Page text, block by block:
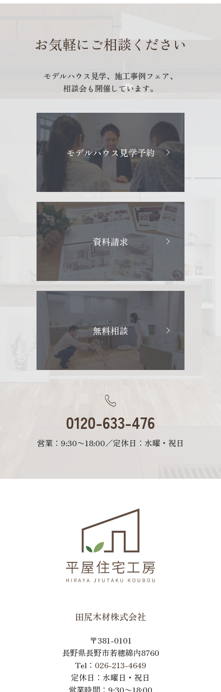
お気軽にご相談ください
モデルハウス見学、施工事例フェア、
相談会も開催しています。
モデルハウス見学予約
資料請求
無料相談
0120-633-476
営業：9:30〜18:00／定休日：水曜・祝日
田尻木材株式会社
〒381-0101
長野県長野市若穂綿内8760
Tel： 026-213-4649
定休日：水曜日・祝日